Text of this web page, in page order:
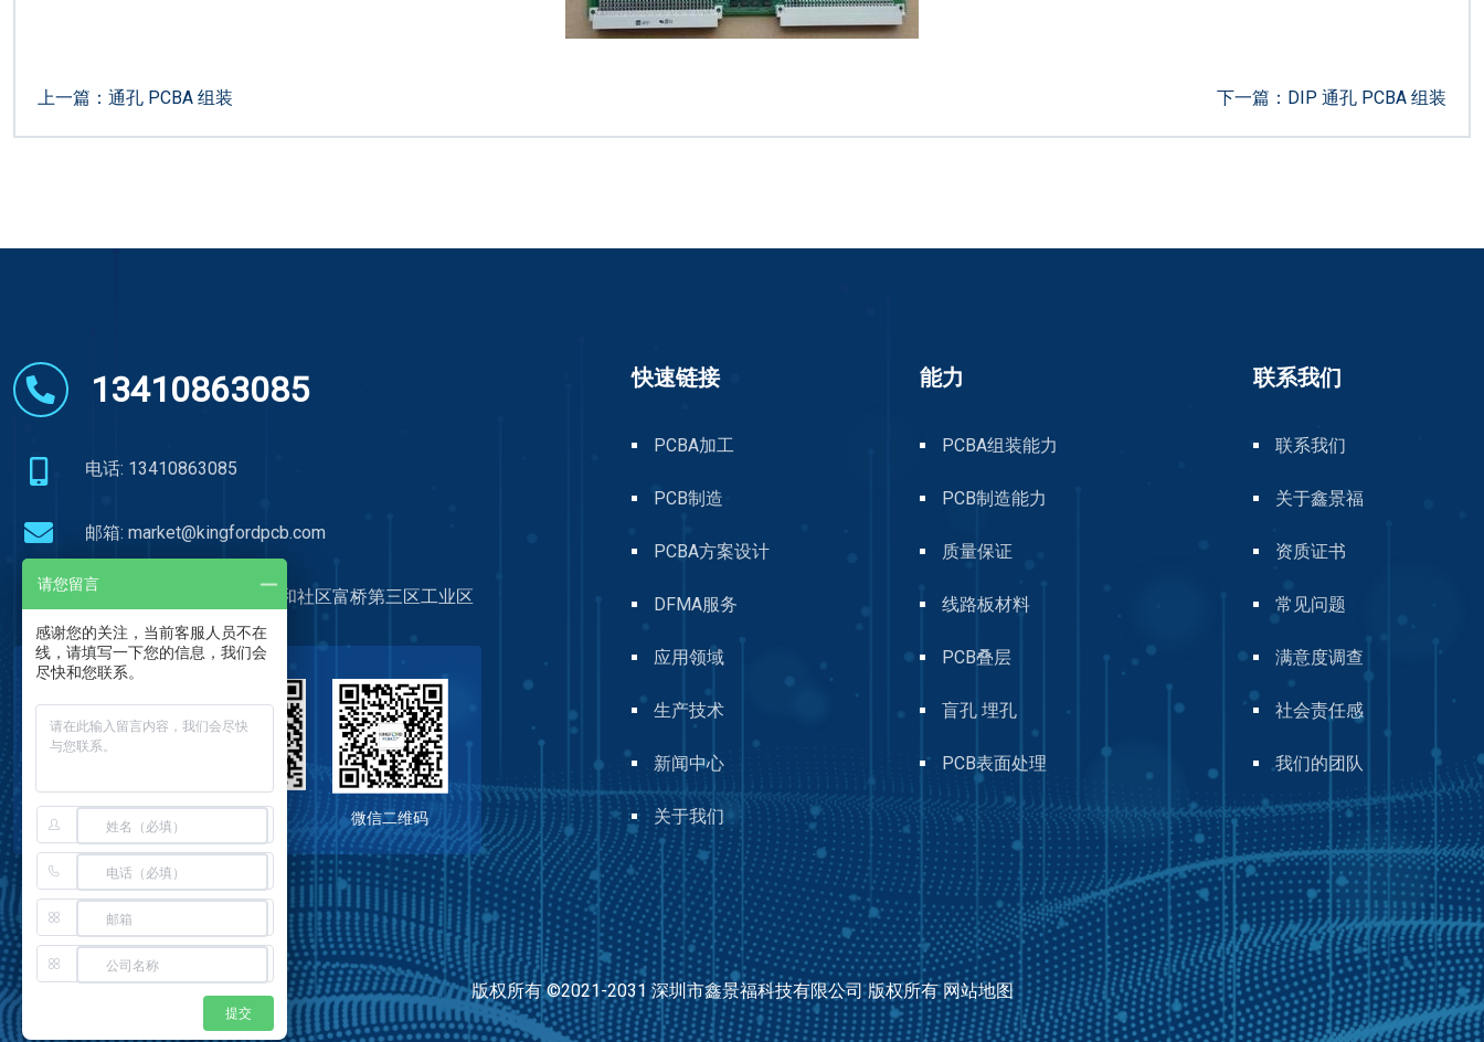
上一篇： 通孔 PCBA 组装 下一篇： DIP 通孔 PCBA 组装
13410863085
电话: 13410863085
邮箱: market@kingfordpcb.com
深圳市宝安区福海街道新和社区富桥第三区工业区
抖音二维码 Q Q二维码 微信二维码
快速链接
PCBA加工
PCB制造
PCBA方案设计
DFMA服务
应用领域
生产技术
新闻中心
关于我们
能力
PCBA组装能力
PCB制造能力
质量保证
线路板材料
PCB叠层
盲孔 埋孔
PCB表面处理
联系我们
联系我们
关于鑫景福
资质证书
常见问题
满意度调查
社会责任感
我们的团队
版权所有 ©2021-2031 深圳市鑫景福科技有限公司 版权所有 网站地图
请您留言
感谢您的关注，当前客服人员不在
线，请填写一下您的信息，我们会
尽快和您联系。
提交